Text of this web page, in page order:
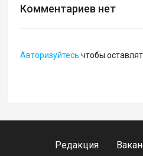
Комментариев нет
Авторизуйтесь чтобы
Редакция